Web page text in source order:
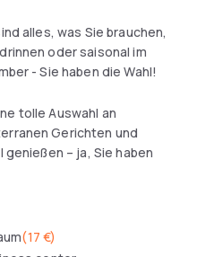
Hallenbad oder in der
alles, was Sie brauchen,
oder saisonal im
- Sie haben die Wahl!
tolle Auswahl an
Gerichten und
– ja, Sie haben
(17 €)